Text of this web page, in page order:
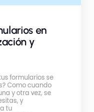
en
y
formularios se
Como cuando
y otra vez, se
y
tu